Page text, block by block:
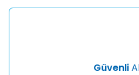
Yorum
Ürün fiyatı diğer sitelerden
Güvenli